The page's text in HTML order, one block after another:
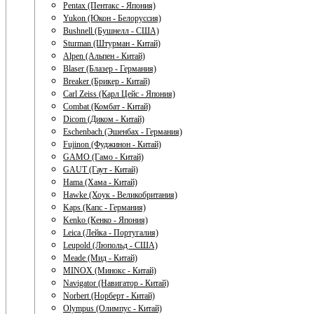
Pentax (Пентакс - Япония)
Yukon (Юкон - Белоруссия)
Bushnell (Бушнелл - США)
Sturman (Штурман - Китай)
Alpen (Альпен - Китай)
Blaser (Блазер - Германия)
Breaker (Брикер - Китай)
Carl Zeiss (Карл Цейс - Япония)
Combat (Комбат - Китай)
Dicom (Диком - Китай)
Eschenbach (Эшенбах - Германия)
Fujinon (Фуджинон - Китай)
GAMO (Гамо - Китай)
GAUT (Гаут - Китай)
Hama (Хама - Китай)
Hawke (Хоук - Великобритания)
Kaps (Капс - Германия)
Kenko (Кенко - Япония)
Leica (Лейка - Португалия)
Leupold (Люпольд - США)
Meade (Мид - Китай)
MINOX (Минокс - Китай)
Navigator (Навигатор - Китай)
Norbert (Норберт - Китай)
Olympus (Олимпус - Китай)